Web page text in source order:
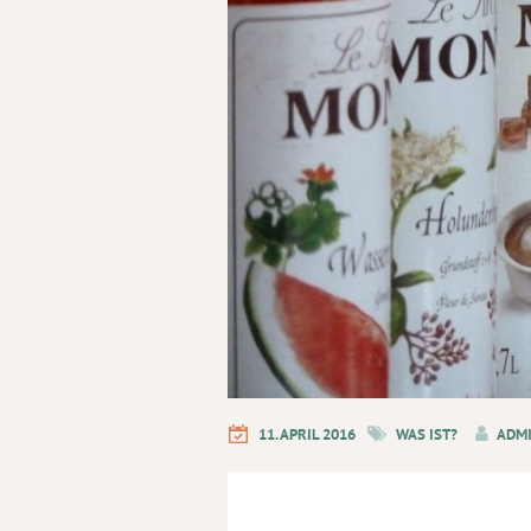
11. APRIL 2016 WAS IST?